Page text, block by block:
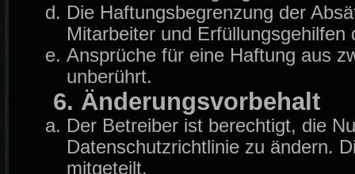
Die Haftungsbegrenzung der
Mitarbeiter und Erfüllungsgehilfen
Ansprüche für eine Haftung aus
unberührt.
6. Änderungsvorbehalt
Der Betreiber ist berechtigt, die
Datenschutzrichtlinie zu ändern.
mitgeteilt.